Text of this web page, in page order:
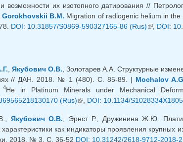
возможности их изотопного датирования //
Gorokhovskii B.M. Migration of radiogenic helium in
DOI: 10.31857/S0869-590327165-86 (Rus)(внешняя
, DOI:
Якубович О.В. , Золотарев А.А. Структурные
// ДАН. 2018. № 1 (480). C. 85-89. | Mochalov
4He in Platinum Minerals under Mechanical
(Rus)(внешняя ссылка)
, DOI: 10.1134/
Якубович О.В. , Эрнст Р., Дружинина Ж.Ю.
характеристики как индикаторы проявления
2018. № 3. С. 36-52 DOI: 10.31242/2618-9712-2018-